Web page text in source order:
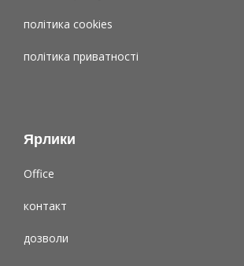
політика cookies
політика приватності
Ярлики
Office
контакт
дозволи